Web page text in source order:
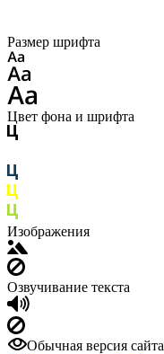
Размер шрифта
Цвет фона и шрифта
Изображения
Озвучивание текста
Обычная версия сайта